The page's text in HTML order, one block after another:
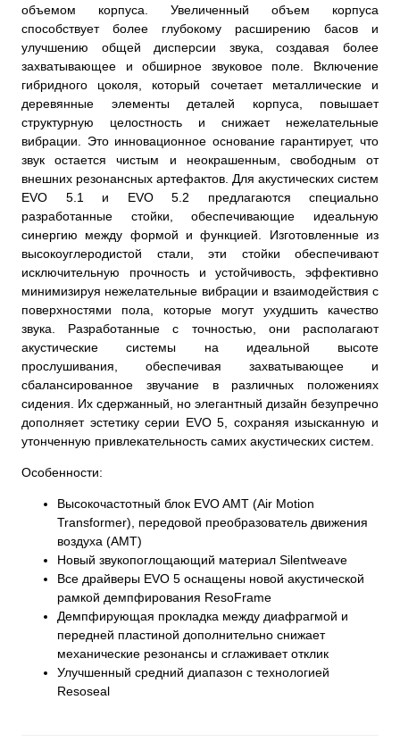
объемом корпуса. Увеличенный объем корпуса
способствует более глубокому расширению басов и
улучшению общей дисперсии звука, создавая более
захватывающее и обширное звуковое поле. Включение
гибридного цоколя, который сочетает металлические и
деревянные элементы деталей корпуса, повышает
структурную целостность и снижает нежелательные
вибрации. Это инновационное основание гарантирует, что
звук остается чистым и неокрашенным, свободным от
внешних резонансных артефактов. Для акустических систем
EVO 5.1 и EVO 5.2 предлагаются специально
разработанные стойки, обеспечивающие идеальную
синергию между формой и функцией. Изготовленные из
высокоуглеродистой стали, эти стойки обеспечивают
исключительную прочность и устойчивость, эффективно
минимизируя нежелательные вибрации и взаимодействия с
поверхностями пола, которые могут ухудшить качество
звука. Разработанные с точностью, они располагают
акустические системы на идеальной высоте
прослушивания, обеспечивая захватывающее и
сбалансированное звучание в различных положениях
сидения. Их сдержанный, но элегантный дизайн безупречно
дополняет эстетику серии EVO 5, сохраняя изысканную и
утонченную привлекательность самих акустических систем.
Особенности:
Высокочастотный блок EVO AMT (Air Motion
Transformer), передовой преобразователь движения
воздуха (AMT)
Новый звукопоглощающий материал Silentweave
Все драйверы EVO 5 оснащены новой акустической
рамкой демпфирования ResoFrame
Демпфирующая прокладка между диафрагмой и
передней пластиной дополнительно снижает
механические резонансы и сглаживает отклик
Улучшенный средний диапазон с технологией
Resoseal